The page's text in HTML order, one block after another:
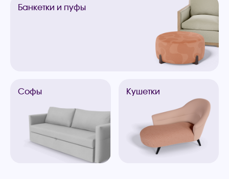
Банкетки и пуфы
Софы Кушетки